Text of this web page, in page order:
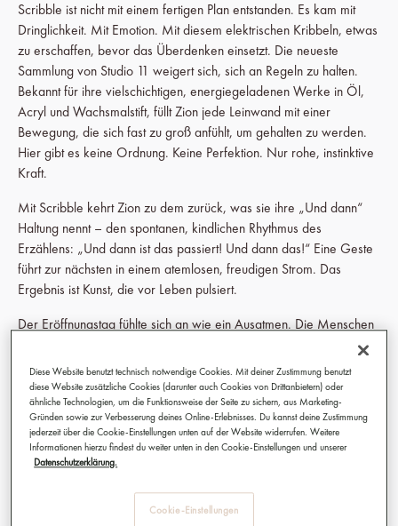
Scribble ist nicht mit einem fertigen Plan entstanden. Es kam mit
Dringlichkeit. Mit Emotion. Mit diesem elektrischen Kribbeln, etwas
zu erschaffen, bevor das Überdenken einsetzt. Die neueste
Sammlung von Studio 11 weigert sich, sich an Regeln zu halten.
Bekannt für ihre vielschichtigen, energiegeladenen Werke in Öl,
Acryl und Wachsmalstift, füllt Zion jede Leinwand mit einer
Bewegung, die sich fast zu groß anfühlt, um gehalten zu werden.
Hier gibt es keine Ordnung. Keine Perfektion. Nur rohe, instinktive
Kraft.
Mit Scribble kehrt Zion zu dem zurück, was sie ihre „Und dann“
Haltung nennt – den spontanen, kindlichen Rhythmus des
Erzählens: „Und dann ist das passiert! Und dann das!“ Eine Geste
führt zur nächsten in einem atemlosen, freudigen Strom. Das
Ergebnis ist Kunst, die vor Leben pulsiert.
Der Eröffnungstag fühlte sich an wie ein Ausatmen. Die Menschen
lächelten. Andere standen lange still und nahmen das Chaos und
die Schönheit in sich auf.
Diese Website benutzt technisch notwendige Cookies. Mit deiner Zustimmung benutzt
diese Website zusätzliche Cookies (darunter auch Cookies von Drittanbietern) oder
ähnliche Technologien, um die Funktionsweise der Seite zu sichern, aus Marketing-
Gründen sowie zur Verbesserung deines Online-Erlebnisses. Du kannst deine Zustimmung
jederzeit über die Cookie-Einstellungen unten auf der Website widerrufen. Weitere
Informationen hierzu findest du weiter unten in den Cookie-Einstellungen und unserer
Datenschutzerklärung.
Cookie-Einstellungen